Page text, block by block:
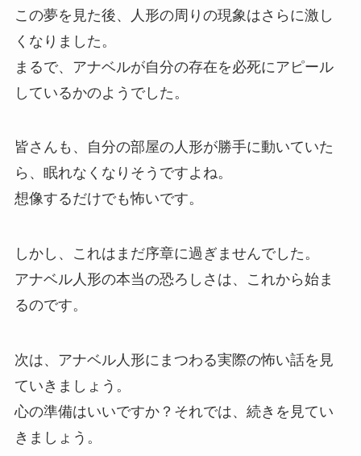
この夢を見た後、人形の周りの現象はさらに激し
くなりました。
まるで、アナベルが自分の存在を必死にアピール
しているかのようでした。
皆さんも、自分の部屋の人形が勝手に動いていた
ら、眠れなくなりそうですよね。
想像するだけでも怖いです。
しかし、これはまだ序章に過ぎませんでした。
アナベル人形の本当の恐ろしさは、これから始ま
るのです。
次は、アナベル人形にまつわる実際の怖い話を見
ていきましょう。
心の準備はいいですか？それでは、続きを見てい
きましょう。